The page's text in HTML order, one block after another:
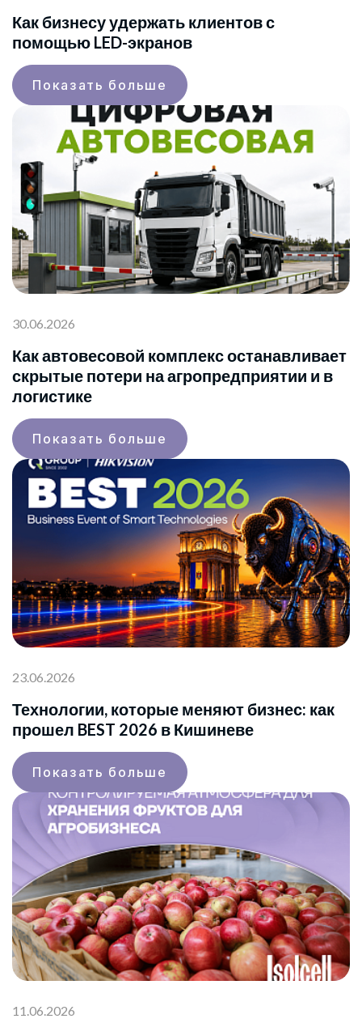
Как бизнесу удержать клиентов с
помощью LED-экранов
Показать больше
30.06.2026
Как автовесовой комплекс останавливает
скрытые потери на агропредприятии и в
логистике
Показать больше
23.06.2026
Технологии, которые меняют бизнес: как
прошел BEST 2026 в Кишиневе
Показать больше
11.06.2026